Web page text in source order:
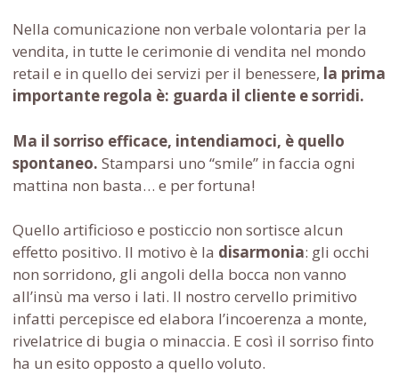
Nella comunicazione non verbale volontaria per la
vendita, in tutte le cerimonie di vendita nel mondo
retail e in quello dei servizi per il benessere, la prima
importante regola è: guarda il cliente e sorridi.
Ma il sorriso efficace, intendiamoci, è quello
spontaneo. Stamparsi uno “smile” in faccia ogni
mattina non basta… e per fortuna!
Quello artificioso e posticcio non sortisce alcun
effetto positivo. Il motivo è la disarmonia: gli occhi
non sorridono, gli angoli della bocca non vanno
all’insù ma verso i lati. Il nostro cervello primitivo
infatti percepisce ed elabora l’incoerenza a monte,
rivelatrice di bugia o minaccia. E così il sorriso finto
ha un esito opposto a quello voluto.